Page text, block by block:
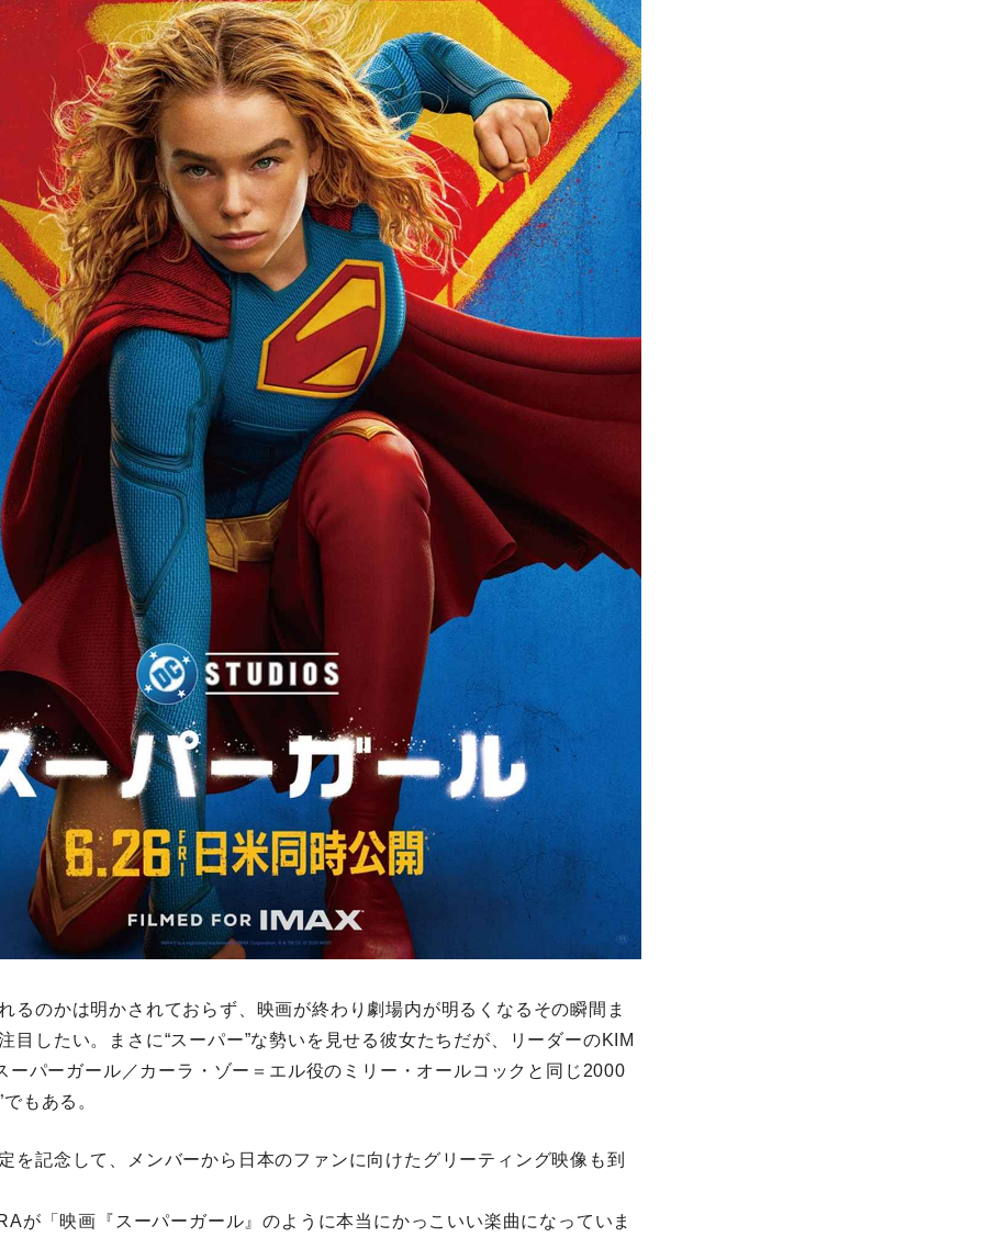
るのかは明かされておらず、映画が終わり劇場内が明るくなるその瞬間ま
目したい。まさに“スーパー”な勢いを見せる彼女たちだが、リーダーのKIM
ーパーガール／カーラ・ゾー＝エル役のミリー・オールコックと同じ2000
もある。
を記念して、メンバーから日本のファンに向けたグリーティング映像も到
が「映画『スーパーガール』のように本当にかっこいい楽曲になっていま